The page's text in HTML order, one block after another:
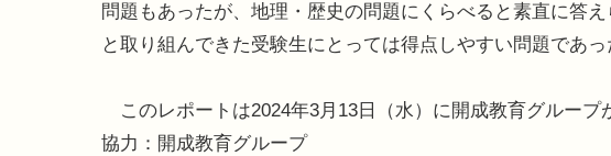
問題もあったが、地理・歴史の問題にくらべると素直に答
と取り組んできた受験生にとっては得点しやすい問題であっ
このレポートは2024年3月13日（水）に開成教育グループ
協力：開成教育グループ